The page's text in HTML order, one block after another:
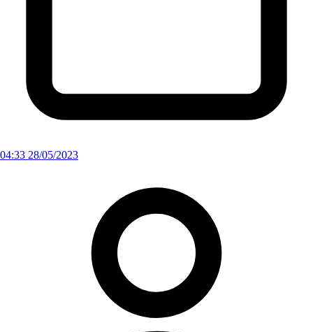
04:33 28/05/2023